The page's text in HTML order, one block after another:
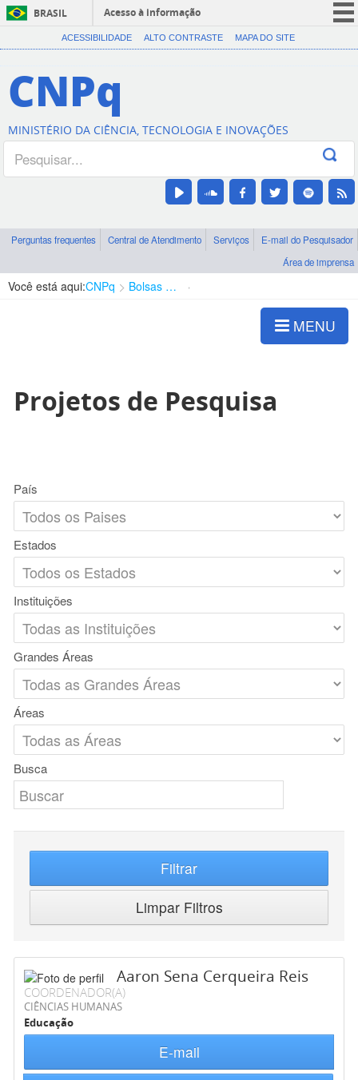
BRASIL
Acesso à informação
CORONAVÍRUS (COVID-19)
Canais
ACESSIBILIDADE ALTO CONTRASTE MAPA DO SITE
CNPq
MINISTÉRIO DA CIÊNCIA, TECNOLOGIA E INOVAÇÕES
Perguntas frequentes Central de Atendimento Serviços
E-mail do Pesquisador
Área de imprensa
Você está aqui:CNPq Bolsas e Auxílios Vigentes
MENU
Projetos de Pesquisa
País
Estados
Instituições
Grandes Áreas
Áreas
Busca
Filtrar
Limpar Filtros
Aaron Sena Cerqueira Reis
COORDENADOR(A)
CIÊNCIAS HUMANAS
Educação
E-mail